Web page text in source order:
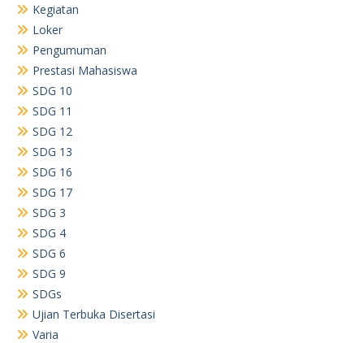
Kegiatan
Loker
Pengumuman
Prestasi Mahasiswa
SDG 10
SDG 11
SDG 12
SDG 13
SDG 16
SDG 17
SDG 3
SDG 4
SDG 6
SDG 9
SDGs
Ujian Terbuka Disertasi
Varia